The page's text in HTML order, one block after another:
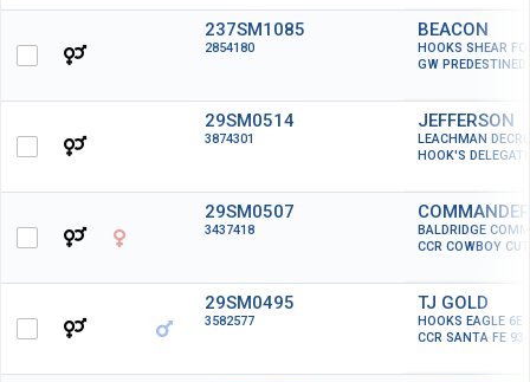
237SM1085
2854180
BEACON
HOOKS SHEAR
GW
29SM0514
3874301
JEFFERSON
LEACHMAN
HOOK'S
29SM0507
3437418
COMMANDER
BALDRIDGE
CCR COWBOY
29SM0495
3582577
TJ GOLD
HOOKS EAGLE 6E
CCR SANTA FE